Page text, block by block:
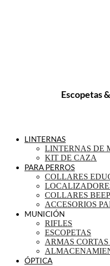
Escopetas
LINTERNAS
LINTERNAS DE
KIT DE CAZA
PARA PERROS
COLLARES
COLLARES
ACCESORIOS
MUNICIÓN
RIFLES
ESCOPETAS
ARMAS CORTAS
ÓPTICA